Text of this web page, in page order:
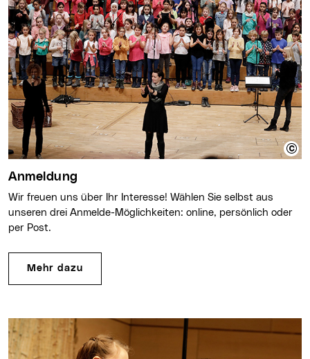
Anmeldung
Wir freuen uns über Ihr Interesse! Wählen Sie selbst aus
unseren drei Anmelde-Möglichkeiten: online, persönlich oder
per Post.
Mehr dazu